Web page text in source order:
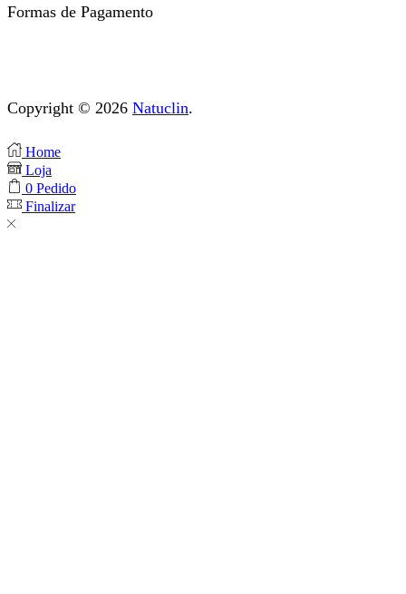
Formas de Pagamento
Copyright © 2026 Natuclin.
Home
Loja
0 Pedido
Finalizar